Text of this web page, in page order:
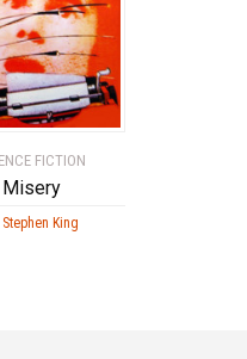
FICTION
Misery
Stephen King